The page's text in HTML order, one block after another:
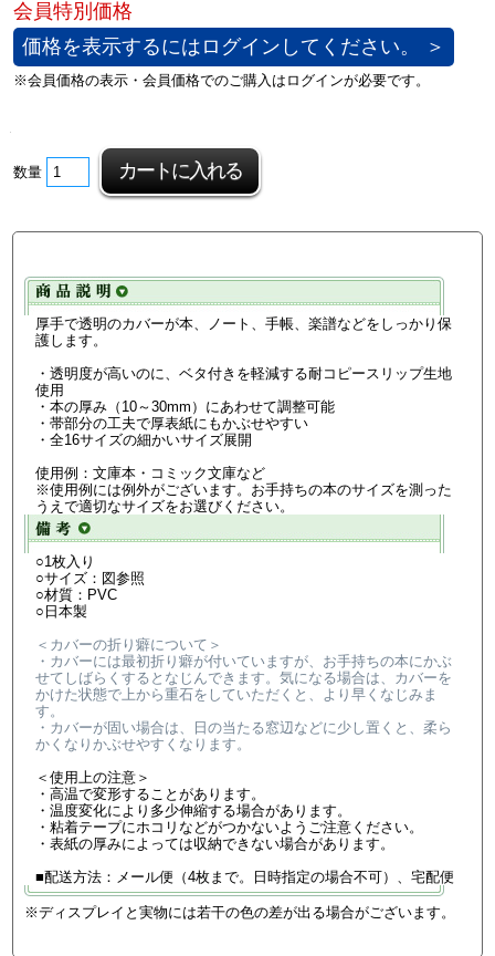
価格を表示するにはログインしてください。 ＞
数量
厚手で透明のカバーが本、ノート、手帳、楽譜などをしっかり保
護します。
・透明度が高いのに、ベタ付きを軽減する耐コピースリップ生地
使用
・本の厚み（10～30mm）にあわせて調整可能
・帯部分の工夫で厚表紙にもかぶせやすい
・全16サイズの細かいサイズ展開
使用例：文庫本・コミック文庫など
※使用例には例外がございます。お手持ちの本のサイズを測った
うえで適切なサイズをお選びください。
○1枚入り
○サイズ：図参照
○材質：PVC
○日本製
＜カバーの折り癖について＞
・カバーには最初折り癖が付いていますが、お手持ちの本にかぶ
せてしばらくするとなじんできます。気になる場合は、カバーを
かけた状態で上から重石をしていただくと、より早くなじみま
す。
・カバーが固い場合は、日の当たる窓辺などに少し置くと、柔ら
かくなりかぶせやすくなります。
＜使用上の注意＞
・高温で変形することがあります。
・温度変化により多少伸縮する場合があります。
・粘着テープにホコリなどがつかないようご注意ください。
・表紙の厚みによっては収納できない場合があります。
■配送方法：メール便（4枚まで。日時指定の場合不可）、宅配便
※ディスプレイと実物には若干の色の差が出る場合がございます。